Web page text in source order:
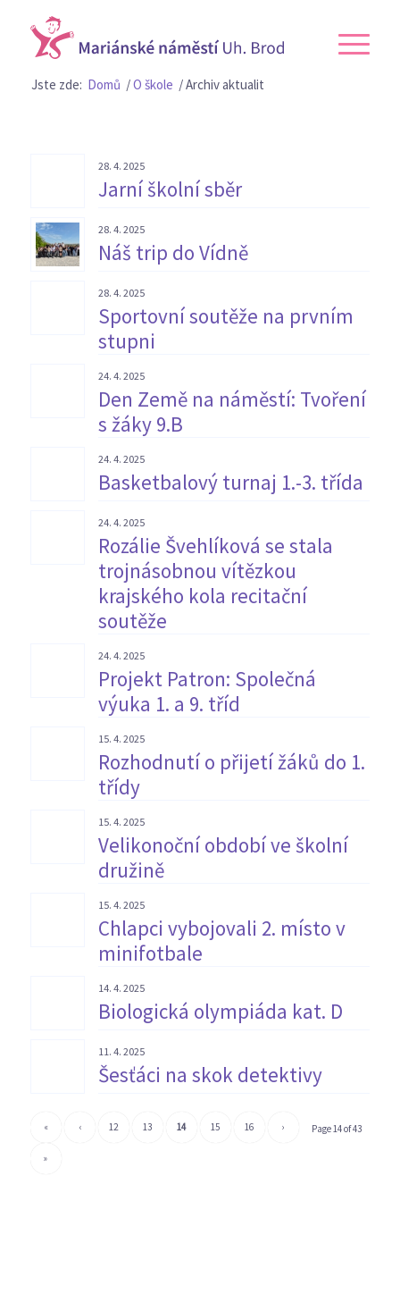
Jste zde: Domů /O škole /Archiv aktualit
28. 4. 2025
Jarní školní sběr
28. 4. 2025
Náš trip do Vídně
28. 4. 2025
Sportovní soutěže na prvním
stupni
24. 4. 2025
Den Země na náměstí: Tvoření
s žáky 9.B
24. 4. 2025
Basketbalový turnaj 1.-3. třída
24. 4. 2025
Rozálie Švehlíková se stala
trojnásobnou vítězkou
krajského kola recitační
soutěže
24. 4. 2025
Projekt Patron: Společná
výuka 1. a 9. tříd
15. 4. 2025
Rozhodnutí o přijetí žáků do 1.
třídy
15. 4. 2025
Velikonoční období ve školní
družině
15. 4. 2025
Chlapci vybojovali 2. místo v
minifotbale
14. 4. 2025
Biologická olympiáda kat. D
11. 4. 2025
Šesťáci na skok detektivy
Page 14 of 43
« ‹ 12 13 14 15 16 ›
»